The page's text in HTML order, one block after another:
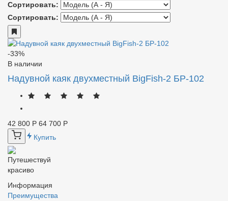
Сортировать:
Сортировать:
-33%
В наличии
Надувной каяк двухместный BigFish-2 БР-102
42 800 Р 64 700 Р
Купить
Путешествуй
красиво
Информация
Преимущества